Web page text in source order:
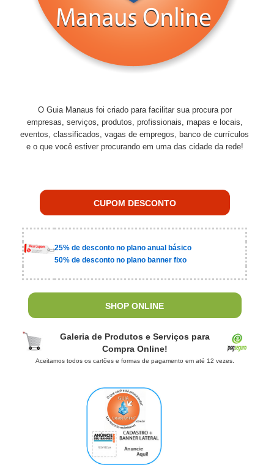
O Guia Manaus foi criado para facilitar sua procura por
empresas, serviços, produtos, profissionais, mapas e locais,
eventos, classificados, vagas de empregos, banco de currículos
e o que você estiver procurando em uma das cidade da rede!
CUPOM DESCONTO
25% de desconto no plano anual básico
50% de desconto no plano banner fixo
SHOP ONLINE
Galeria de Produtos e Serviços para
Compra Online!
Aceitamos todos os cartões e formas de pagamento em até 12 vezes.